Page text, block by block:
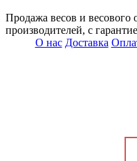
Продажа весов и весового
производителей, с
О нас Доставка